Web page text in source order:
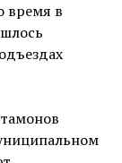
время в